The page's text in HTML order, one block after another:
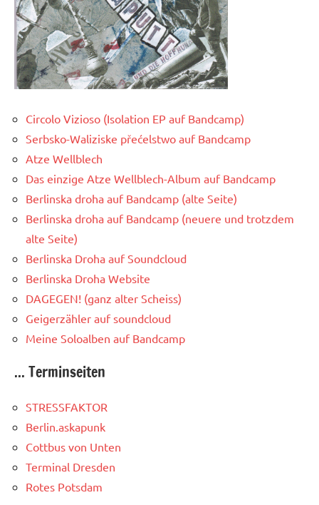
Circolo Vizioso (Isolation EP auf Bandcamp)
Serbsko-Waliziske přećelstwo auf Bandcamp
Atze Wellblech
Das einzige Atze Wellblech-Album auf Bandcamp
Berlinska droha auf Bandcamp (alte Seite)
Berlinska droha auf Bandcamp (neuere und trotzdem
alte Seite)
Berlinska Droha auf Soundcloud
Berlinska Droha Website
DAGEGEN! (ganz alter Scheiss)
Geigerzähler auf soundcloud
Meine Soloalben auf Bandcamp
... Terminseiten
STRESSFAKTOR
Berlin.askapunk
Cottbus von Unten
Terminal Dresden
Rotes Potsdam